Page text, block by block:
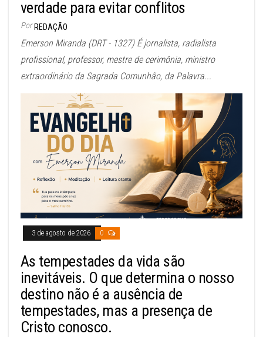
verdade para evitar conflitos
Por REDAÇÃO
Emerson Miranda (DRT - 1327) É jornalista, radialista
profissional, professor, mestre de cerimônia, ministro
extraordinário da Sagrada Comunhão, da Palavra...
3 de agosto de 2026 0
As tempestades da vida são
inevitáveis. O que determina o nosso
destino não é a ausência de
tempestades, mas a presença de
Cristo conosco.